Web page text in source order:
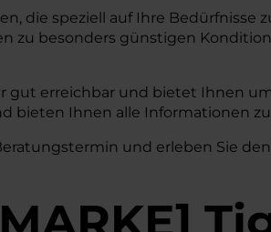
die speziell auf Ihre Bedürfnisse
zu besonders günstigen
erreichbar und bietet Ihnen
bieten Ihnen alle Informationen
und erleben Sie